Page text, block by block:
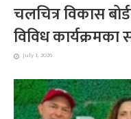
चलचित्र विकास
विविध कार्यक्रमका
July 1, 2026